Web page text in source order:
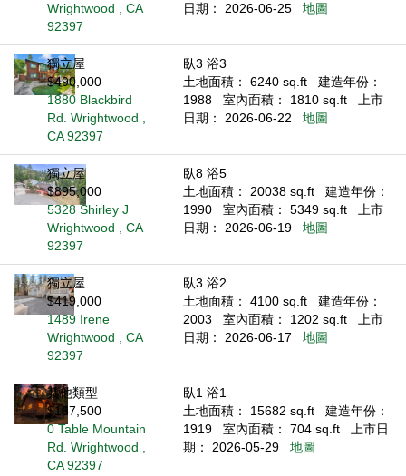
Wrightwood , CA
92397
日期： 2026-06-25
地圖
獨立屋
$490,000
1880 Blackbird
Rd. Wrightwood ,
CA 92397
臥3 浴3
土地面積： 6240 sq.ft
建造年份：
1988
室內面積： 1810 sq.ft
上市
日期： 2026-06-22
地圖
獨立屋
$895,000
5328 Shirley J
Wrightwood , CA
92397
臥8 浴5
土地面積： 20038 sq.ft
建造年份：
1990
室內面積： 5349 sq.ft
上市
日期： 2026-06-19
地圖
獨立屋
$419,000
1489 Irene
Wrightwood , CA
92397
臥3 浴2
土地面積： 4100 sq.ft
建造年份：
2003
室內面積： 1202 sq.ft
上市
日期： 2026-06-17
地圖
其他類型
$167,500
0 Table Mountain
Rd. Wrightwood ,
CA 92397
臥1 浴1
土地面積： 15682 sq.ft
建造年份：
1919
室內面積： 704 sq.ft
上市日
期： 2026-05-29
地圖